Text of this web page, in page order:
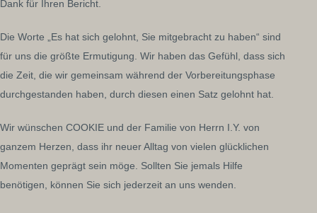
Dank für Ihren Bericht.
Die Worte „Es hat sich gelohnt, Sie mitgebracht zu haben“ sind
für uns die größte Ermutigung. Wir haben das Gefühl, dass sich
die Zeit, die wir gemeinsam während der Vorbereitungsphase
durchgestanden haben, durch diesen einen Satz gelohnt hat.
Wir wünschen COOKIE und der Familie von Herrn I.Y. von
ganzem Herzen, dass ihr neuer Alltag von vielen glücklichen
Momenten geprägt sein möge. Sollten Sie jemals Hilfe
benötigen, können Sie sich jederzeit an uns wenden.